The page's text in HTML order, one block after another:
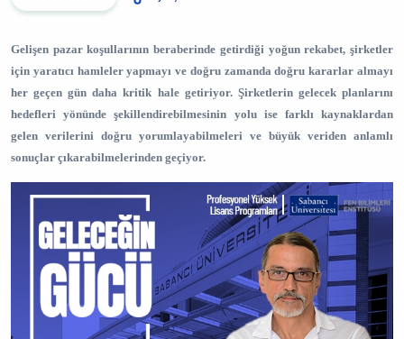
Gelişen pazar koşullarının beraberinde getirdiği yoğun rekabet, şirketler
için yaratıcı hamleler yapmayı ve doğru zamanda doğru kararlar almayı
her geçen gün daha kritik hale getiriyor. Şirketlerin gelecek planlarını
hedefleri yönünde şekillendirebilmesinin yolu ise farklı kaynaklardan
gelen verilerini doğru yorumlayabilmeleri ve büyük veriden anlamlı
sonuçlar çıkarabilmelerinden geçiyor.